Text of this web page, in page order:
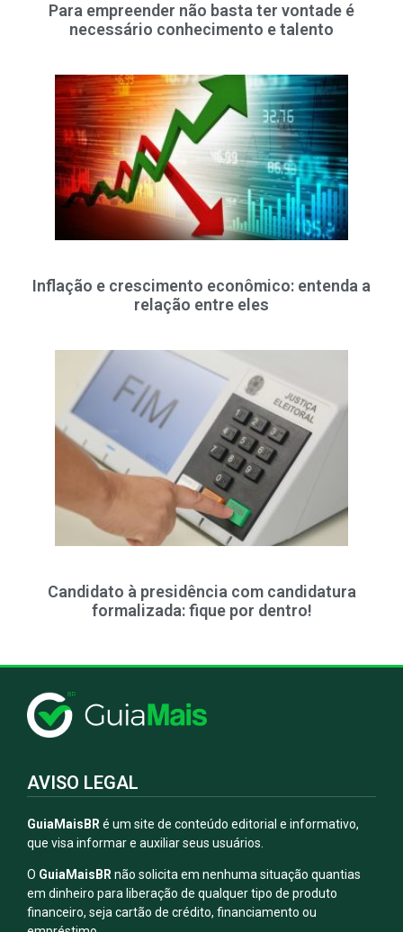
Para empreender não basta ter vontade é
necessário conhecimento e talento
Inflação e crescimento econômico: entenda a
relação entre eles
Candidato à presidência com candidatura
formalizada: fique por dentro!
AVISO LEGAL
GuiaMaisBR é um site de conteúdo editorial e informativo,
que visa informar e auxiliar seus usuários.
O GuiaMaisBR não solicita em nenhuma situação quantias
em dinheiro para liberação de qualquer tipo de produto
financeiro, seja cartão de crédito, financiamento ou